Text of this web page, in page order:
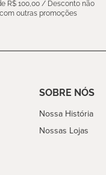
R$ 100,00 / Desconto não
outras promoções
SOBRE NÓS
Nossa História
Nossas Lojas